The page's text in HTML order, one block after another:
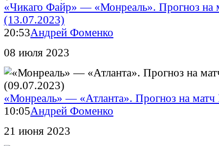
«Чикаго Файр» — «Монреаль». Прогноз
(13.07.2023)
20:53Андрей Фоменко
08 июля 2023
«Монреаль» — «Атланта». Прогноз на
10:05Андрей Фоменко
21 июня 2023